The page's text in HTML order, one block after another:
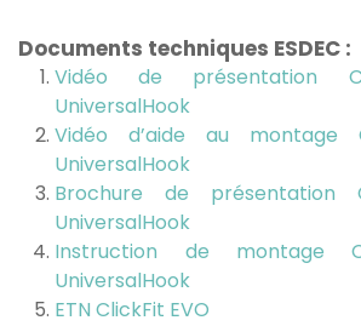
Documents techniques ESDEC :
Vidéo de présentation
UniversalHook
Vidéo d’aide au montage
UniversalHook
Brochure de présentation
UniversalHook
Instruction de montage
UniversalHook
ETN ClickFit EVO